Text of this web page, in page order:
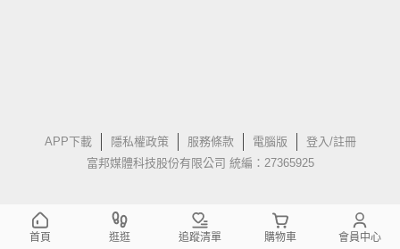
APP下載 隱私權政策 服務條款 電腦版
登入/註冊
富邦媒體科技股份有限公司 統編：27365925
首頁 逛逛 追蹤清單 購物車 會員中心